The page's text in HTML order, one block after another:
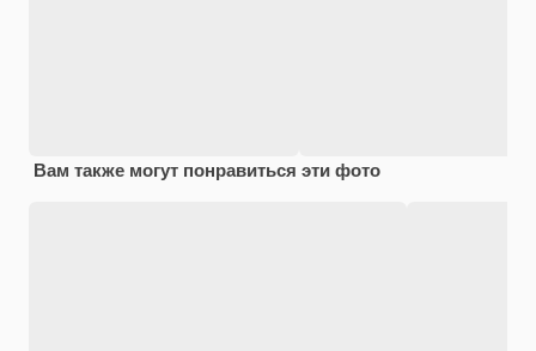
Вам также могут понравиться эти фото